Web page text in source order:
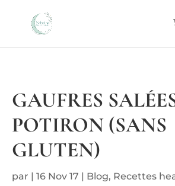
GAUFRES
POTIRON (SANS
GLUTEN)
par | 16 Nov 17 | Blog, Recettes